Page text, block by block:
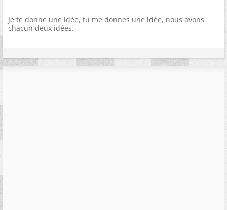
Je te donne une idée, tu me donnes une idée, nous avons
chacun deux idées.